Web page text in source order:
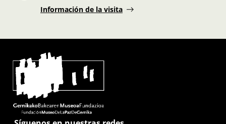
Información de la visita